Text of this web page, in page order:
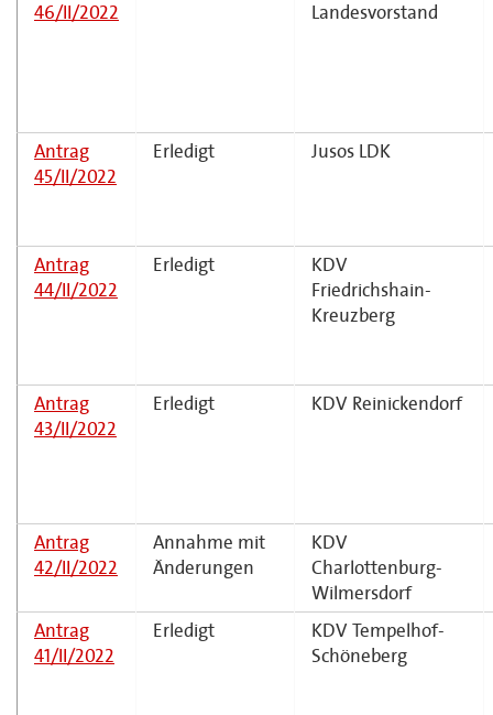
46/II/2022
Landesvorstand
Antrag
45/II/2022
Erledigt Jusos LDK
Antrag
44/II/2022
Erledigt
KDV
Friedrichshain-
Kreuzberg
Antrag
43/II/2022
Erledigt KDV Reinickendorf
Antrag
42/II/2022
Annahme mit
Änderungen
KDV
Charlottenburg-
Wilmersdorf
Antrag
41/II/2022
Erledigt
KDV Tempelhof-
Schöneberg